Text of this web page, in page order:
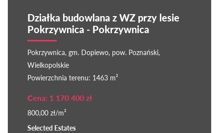
Działka budowlana z WZ przy lesie
Pokrzywnica - Pokrzywnica
Pokrzywnica, gm. Dopiewo, pow. Poznański,
Wielkopolskie
Powierzchnia terenu: 1463 m²
Cena: 1 170 400 zł
800,00 zł/m²
Selected Estates